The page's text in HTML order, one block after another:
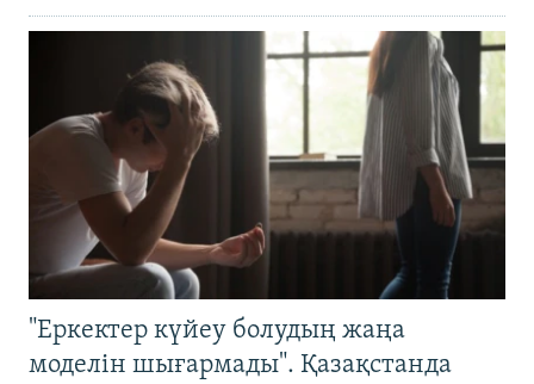
"Еркектер күйеу болудың жаңа
моделін шығармады". Қазақстанда